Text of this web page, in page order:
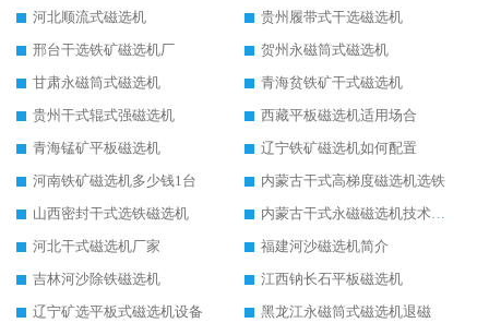
河北顺流式磁选机
贵州履带式干选磁选机
邢台干选铁矿磁选机厂
贺州永磁筒式磁选机
甘肃永磁筒式磁选机
青海贫铁矿干式磁选机
贵州干式辊式强磁选机
西藏平板磁选机适用场合
青海锰矿平板磁选机
辽宁铁矿磁选机如何配置
河南铁矿磁选机多少钱1台
内蒙古干式高梯度磁选机选铁
山西密封干式选铁磁选机
内蒙古干式永磁磁选机技术要求
河北干式磁选机厂家
福建河沙磁选机简介
吉林河沙除铁磁选机
江西钠长石平板磁选机
辽宁矿选平板式磁选机设备
黑龙江永磁筒式磁选机退磁